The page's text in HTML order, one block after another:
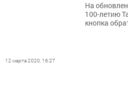
На
100-летию
кнопка
12 марта 2020, 16:27